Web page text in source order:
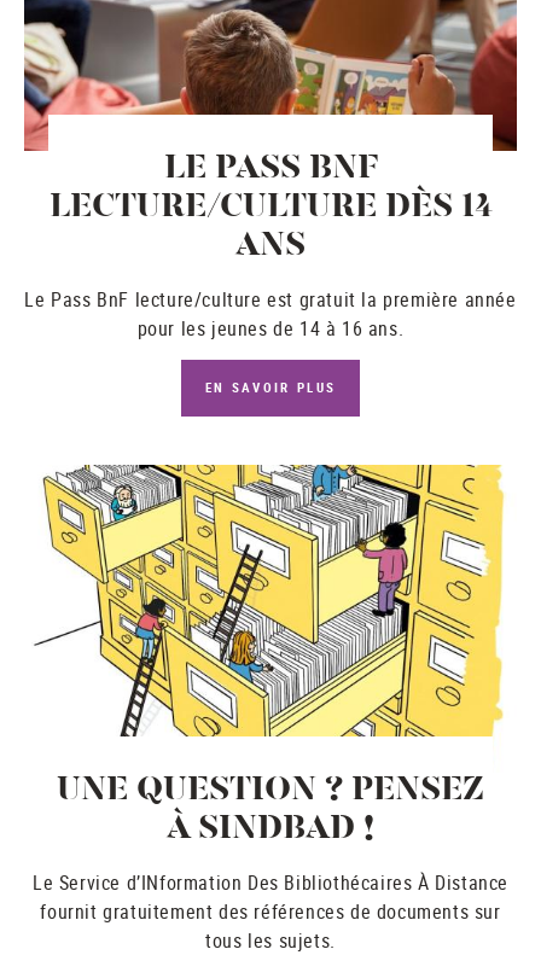
LE PASS BNF
LECTURE/CULTURE DÈS 14
ANS
Le Pass BnF lecture/culture est gratuit la première année
pour les jeunes de 14 à 16 ans.
EN SAVOIR PLUS
UNE QUESTION ? PENSEZ
À SINDBAD !
Le Service d’INformation Des Bibliothécaires À Distance
fournit gratuitement des références de documents sur
tous les sujets.